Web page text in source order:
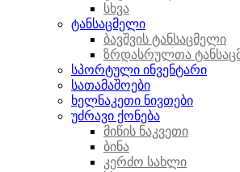
სხვა
ტანსაცმელი
ბავშვის ტანსაცმელი
ზრდასრულთა
სპორტული ინვენტარი
სათამაშოები
ხელნაკეთი ნივთები
უძრავი ქონება
მიწის ნაკვეთი
ბინა
კერძო სახლი